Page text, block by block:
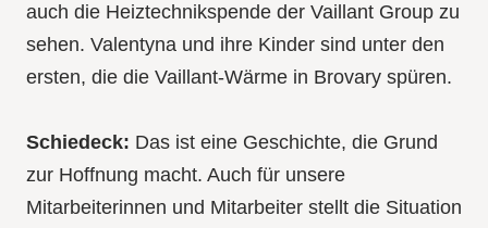
auch die Heiztechnikspende der Vaillant Group zu
sehen. Valentyna und ihre Kinder sind unter den
ersten, die die Vaillant-Wärme in Brovary spüren.
Schiedeck: Das ist eine Geschichte, die Grund
zur Hoffnung macht. Auch für unsere
Mitarbeiterinnen und Mitarbeiter stellt die Situation